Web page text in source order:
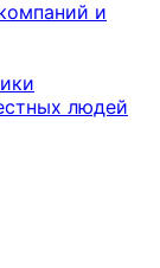
и
людей